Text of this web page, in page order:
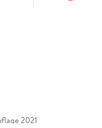
2021